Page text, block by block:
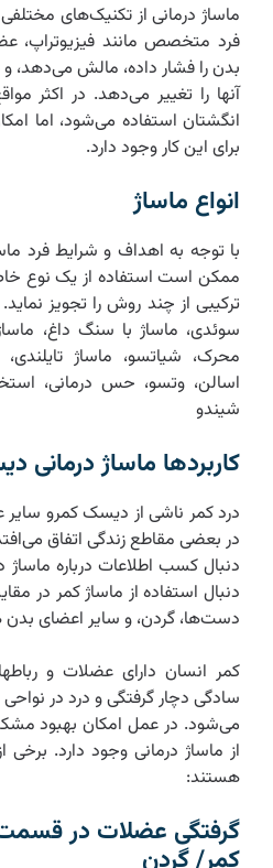
ماساژ درمانی از تکنیک‌های
فرد متخصص مانند فیزیوتراپ،
بدن را فشار داده، مالش می‌دهد،
آنها را تغییر می‌دهد. در اکثر
انگشتان استفاده می‌شود، اما
برای این کار وجود دارد.
انواع ماساژ
با توجه به اهداف و شرایط فرد
ممکن است استفاده از یک نوع
ترکیبی از چند روش را تجویز نماید.
سوئدی، ماساژ با سنگ داغ،
محرک، شیاتسو، ماساژ تایلندی،
اسالن، وتسو، حس درمانی،
شیندو
کاربردها ماساژ درمانی
درد کمر ناشی از دیسک کمرو سایر
در بعضی مقاطع زندگی اتفاق
دنبال کسب اطلاعات درباره ماساژ
دنبال استفاده از ماساژ کمر در
دست‌ها، گردن، و سایر اعضای
کمر انسان دارای عضلات و
سادگی دچار گرفتگی و درد در
می‌شود. در عمل امکان بهبود
از ماساژ درمانی وجود دارد.
هستند:
گرفتگی عضلات در قسمت